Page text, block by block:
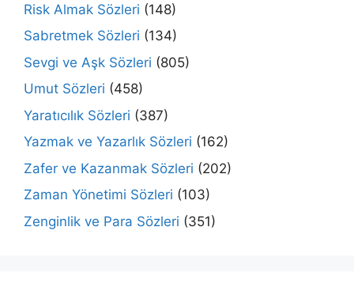
Risk Almak Sözleri (148)
Sabretmek Sözleri (134)
Sevgi ve Aşk Sözleri (805)
Umut Sözleri (458)
Yaratıcılık Sözleri (387)
Yazmak ve Yazarlık Sözleri (162)
Zafer ve Kazanmak Sözleri (202)
Zaman Yönetimi Sözleri (103)
Zenginlik ve Para Sözleri (351)